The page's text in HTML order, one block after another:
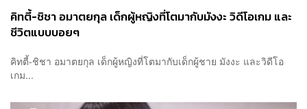
คิทตี้-ชิชา อมาตยกุล เด็กผู้หญิงที่โตมากับมังงะ วิดีโอเกม และ
ชีวิตแบบบอยๆ
คิทตี้-ชิชา อมาตยกุล เด็กผู้หญิงที่โตมากับเด็กผู้ชาย มังงะ และวิดีโอ
เกม...